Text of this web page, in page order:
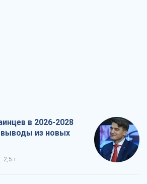
в 2026-2028
из новых
2,5 т.